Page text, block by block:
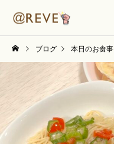
ブログ 本日のお食事